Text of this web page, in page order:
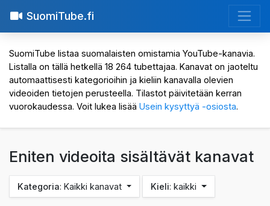
SuomiTube.fi
SuomiTube listaa suomalaisten omistamia YouTube-kanavia.
Listalla on tällä hetkellä 18 264 tubettajaa. Kanavat on jaoteltu
automaattisesti kategorioihin ja kieliin kanavalla olevien
videoiden tietojen perusteella. Tilastot päivitetään kerran
vuorokaudessa. Voit lukea lisää Usein kysyttyä -osiosta.
Eniten videoita sisältävät kanavat
Kategoria: Kaikki kanavat Kieli: kaikki